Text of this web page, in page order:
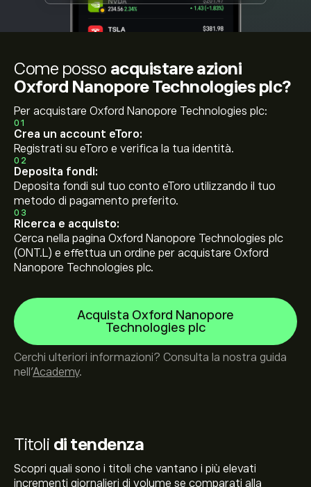
Titoli di tendenza
Scopri quali sono i titoli che vantano i più elevati
incrementi giornalieri di volume se comparati alla
Come posso acquistare azioni
Oxford Nanopore Technologies plc?
Per acquistare Oxford Nanopore Technologies plc:
01
Crea un account eToro:
Registrati su eToro e verifica la tua identità.
02
Deposita fondi:
Deposita fondi sul tuo conto eToro utilizzando il tuo
metodo di pagamento preferito.
03
Ricerca e acquisto:
Cerca nella pagina Oxford Nanopore Technologies plc
(ONT.L) e effettua un ordine per acquistare Oxford
Nanopore Technologies plc.
Acquista Oxford Nanopore
Technologies plc
Cerchi ulteriori informazioni? Consulta la nostra guida
nell’Academy.